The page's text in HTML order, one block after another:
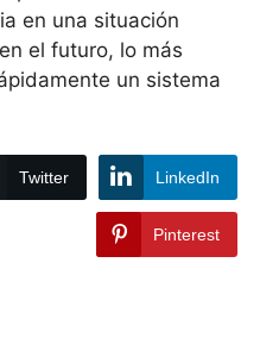
en una situación
el futuro, lo más
un sistema
Twitter LinkedIn
Pinterest